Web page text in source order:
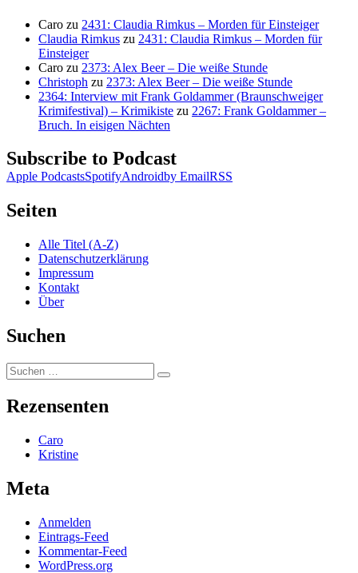
Caro zu 2431: Claudia Rimkus – Morden für Einsteiger
Claudia Rimkus zu 2431: Claudia Rimkus – Morden für
Einsteiger
Caro zu 2373: Alex Beer – Die weiße Stunde
Christoph zu 2373: Alex Beer – Die weiße Stunde
2364: Interview mit Frank Goldammer (Braunschweiger
Krimifestival) – Krimikiste zu 2267: Frank Goldammer –
Bruch. In eisigen Nächten
Subscribe to Podcast
Apple PodcastsSpotifyAndroidby EmailRSS
Seiten
Alle Titel (A-Z)
Datenschutzerklärung
Impressum
Kontakt
Über
Suchen
Suchen
nach:
Suchen
Rezensenten
Caro
Kristine
Meta
Anmelden
Eintrags-Feed
Kommentar-Feed
WordPress.org